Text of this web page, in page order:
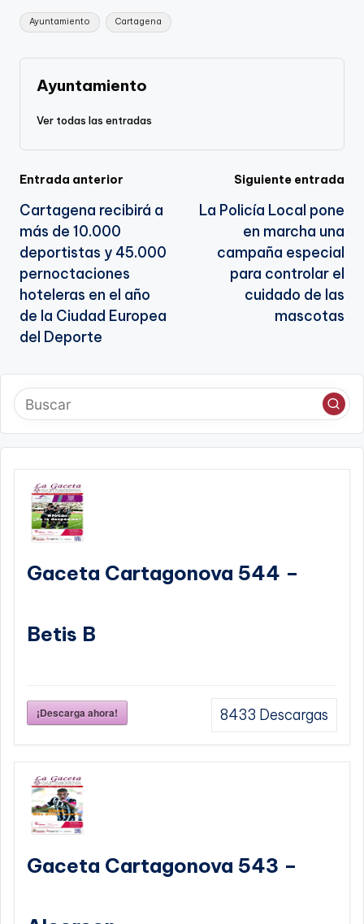
Li
n
k
b
o
o
k
a
m
p
a
Etiquetas:
Ayuntamiento Cartagena
Ayuntamiento
Ver todas las entradas
Navegación
de
entradas
Entrada anterior
Cartagena recibirá a
más de 10.000
deportistas y 45.000
pernoctaciones
hoteleras en el año
de la Ciudad Europea
del Deporte
Siguiente entrada
La Policía Local pone
en marcha una
campaña especial
para controlar el
cuidado de las
mascotas
Gaceta Cartagonova 544 –
Betis B
¡Descarga ahora! 8433 Descargas
Gaceta Cartagonova 543 –